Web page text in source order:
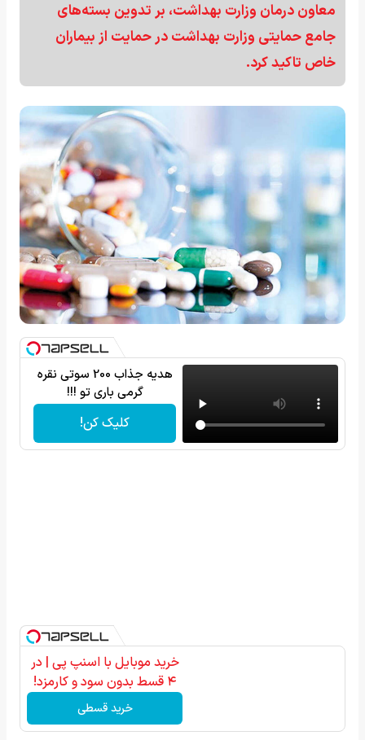
معاون درمان وزارت بهداشت، بر تدوین بسته‌های
جامع حمایتی وزارت بهداشت در حمایت از بیماران
خاص تاکید کرد.
هدیه جذاب 200 سوتی نقره
گرمی باری تو !!!
کلیک کن!
خرید موبایل با اسنپ پی | در
۴ قسط بدون سود و کارمزد!
خرید قسطی